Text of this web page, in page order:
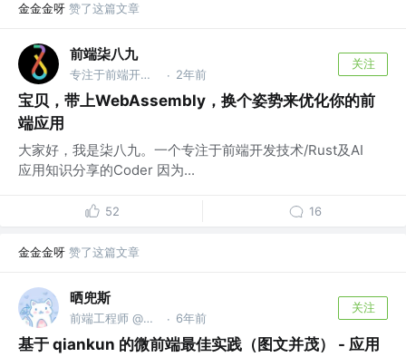
金金金呀 赞了这篇文章
前端柒八九
专注于前端开发技术/Rust及AI应用知识分享的Coder · 2年前
关注
宝贝，带上WebAssembly，换个姿势来优化你的前
端应用
大家好，我是柒八九。一个专注于前端开发技术/Rust及AI
应用知识分享的Coder 因为...
52 16
金金金呀 赞了这篇文章
晒兜斯
前端工程师 @明源云 · 6年前
关注
基于 qiankun 的微前端最佳实践（图文并茂） - 应用